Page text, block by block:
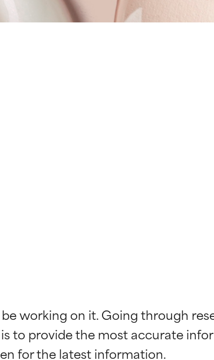
working on it. Going through
to provide the most accurate